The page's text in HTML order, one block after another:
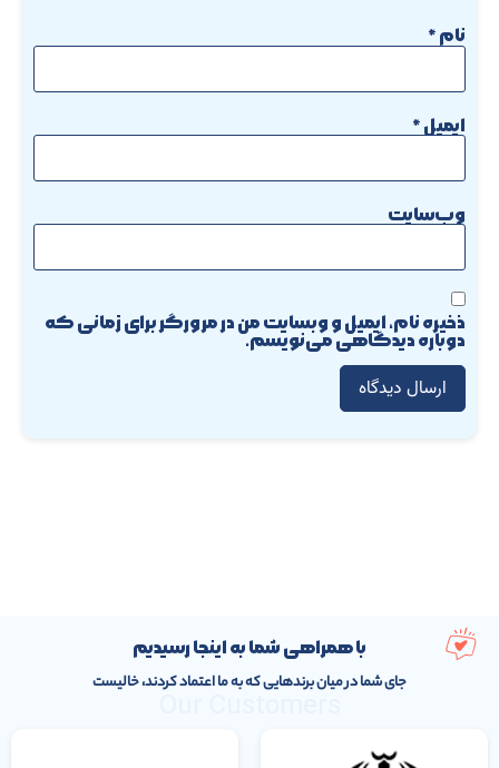
نام*
ایمیل*
وب‌سایت
ذخیره نام، ایمیل و وبسایت من در مرورگر برای زمانی که
دوباره دیدگاهی می‌نویسم.
با همراهی شما به اینجا رسیدیم
جای شما در میان برندهایی که به ما اعتماد کردند، خالیست